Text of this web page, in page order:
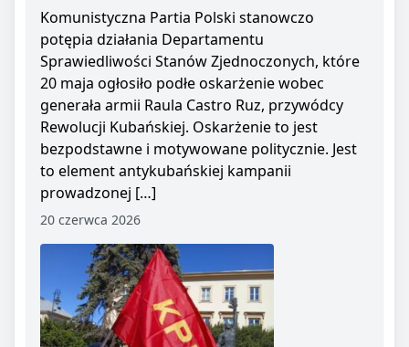
Komunistyczna Partia Polski stanowczo
potępia działania Departamentu
Sprawiedliwości Stanów Zjednoczonych, które
20 maja ogłosiło podłe oskarżenie wobec
generała armii Raula Castro Ruz, przywódcy
Rewolucji Kubańskiej. Oskarżenie to jest
bezpodstawne i motywowane politycznie. Jest
to element antykubańskiej kampanii
prowadzonej […]
20 czerwca 2026